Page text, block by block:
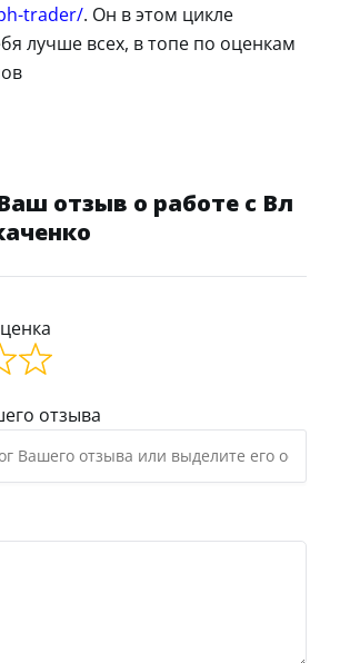
trader/. Он в этом цикле
лучше всех, в топе по оценкам
отзыв о работе с Вл
отзыва